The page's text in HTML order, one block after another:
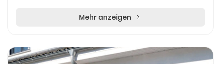
Mehr anzeigen